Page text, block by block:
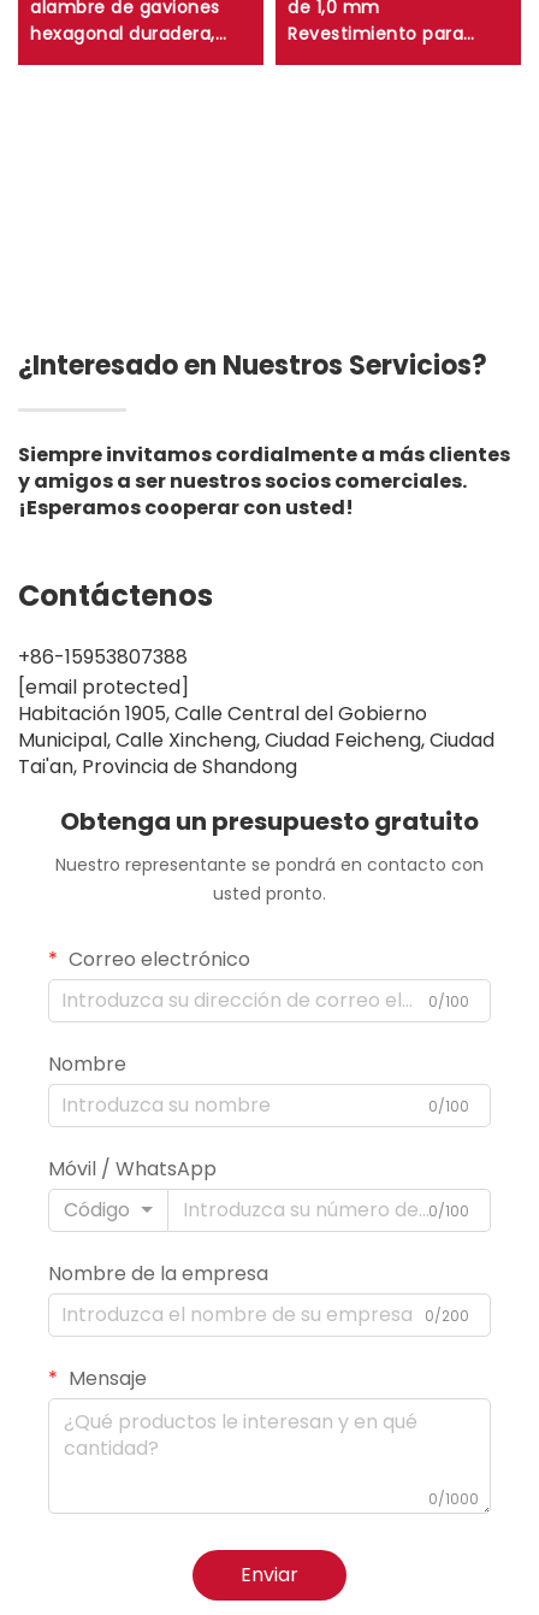
alambre de gaviones
hexagonal duradera,
caja de gaviones de
de 1,0 mm
Revestimiento para
estanque de granjas de
¿Interesado en Nuestros Servicios?
Siempre invitamos cordialmente a más clientes
y amigos a ser nuestros socios comerciales.
¡Esperamos cooperar con usted!
Contáctenos
+86-15953807388
[email protected]
Habitación 1905, Calle Central del Gobierno
Municipal, Calle Xincheng, Ciudad Feicheng, Ciudad
Tai'an, Provincia de Shandong
Obtenga un presupuesto gratuito
Nuestro representante se pondrá en contacto con
usted pronto.
Correo electrónico
0/100
Nombre
0/100
Móvil / WhatsApp
Código
0/100
Nombre de la empresa
0/200
Mensaje
0/1000
Enviar